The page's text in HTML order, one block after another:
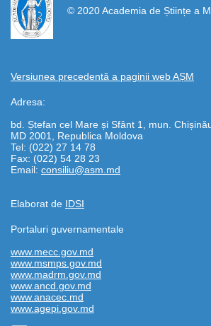
© 2020 Academia de Științe a
Versiunea precedentă a paginii web AȘM
Adresa:
bd. Ștefan cel Mare și Sfânt 1, mun.
MD 2001, Republica Moldova
Tel: (022) 27 14 78
Fax: (022) 54 28 23
Email: consiliu@asm.md
Elaborat de IDSI
Portaluri guvernamentale
www.mecc.gov.md
www.msmps.gov.md
www.madrm.gov.md
www.ancd.gov.md
www.anacec.md
www.agepi.gov.md